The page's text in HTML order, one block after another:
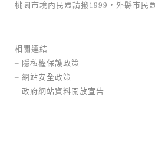
島嶼．四季
大園區
材料
桃園市境內民眾請撥1999，外縣市民
相關連結
– 隱私權保護政策
– 網站安全政策
– 政府網站資料開放宣告